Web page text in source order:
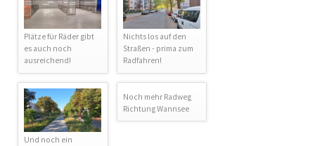
Plätze für Räder gibt
es auch noch
ausreichend!
Nichts los auf den
Straßen - prima zum
Radfahren!
Und noch ein
Noch mehr Radweg
Richtung Wannsee